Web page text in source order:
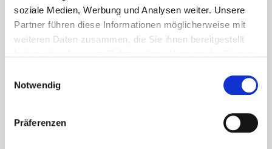
soziale Medien, Werbung und Analysen weiter. Unsere
Partner führen diese Informationen möglicherweise mit
weiteren Daten zusammen, die Sie ihnen bereitgestellt
Notwendig
Präferenzen